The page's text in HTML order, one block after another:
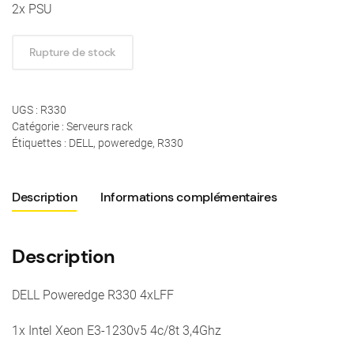
2x PSU
Rupture de stock
UGS : R330
Catégorie : Serveurs rack
Étiquettes : DELL , poweredge, R330
Description Informations complémentaires
Description
DELL Poweredge R330 4xLFF
1x Intel Xeon E3-1230v5 4c/8t 3,4Ghz